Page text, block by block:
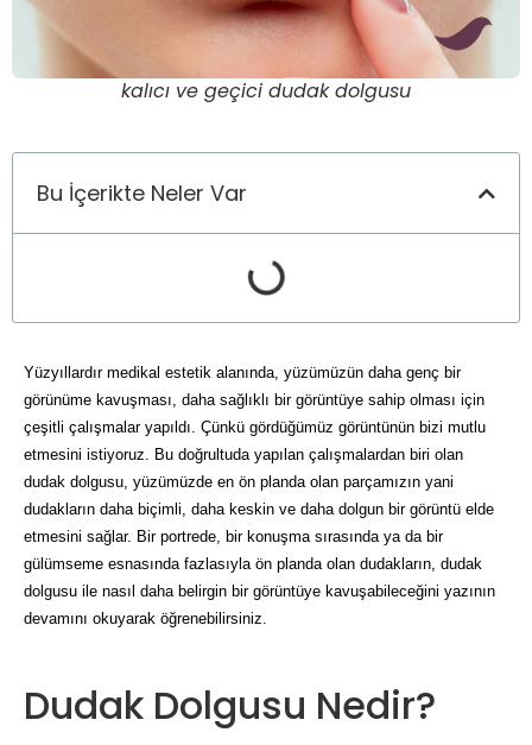
kalıcı ve geçici dudak dolgusu
Bu İçerikte Neler Var
Yüzyıllardır medikal estetik alanında, yüzümüzün daha genç bir
görünüme kavuşması, daha sağlıklı bir görüntüye sahip olması için
çeşitli çalışmalar yapıldı. Çünkü gördüğümüz görüntünün bizi mutlu
etmesini istiyoruz. Bu doğrultuda yapılan çalışmalardan biri olan
dudak dolgusu, yüzümüzde en ön planda olan parçamızın yani
dudakların daha biçimli, daha keskin ve daha dolgun bir görüntü elde
etmesini sağlar. Bir portrede, bir konuşma sırasında ya da bir
gülümseme esnasında fazlasıyla ön planda olan dudakların, dudak
dolgusu ile nasıl daha belirgin bir görüntüye kavuşabileceğini yazının
devamını okuyarak öğrenebilirsiniz.
Dudak Dolgusu Nedir?